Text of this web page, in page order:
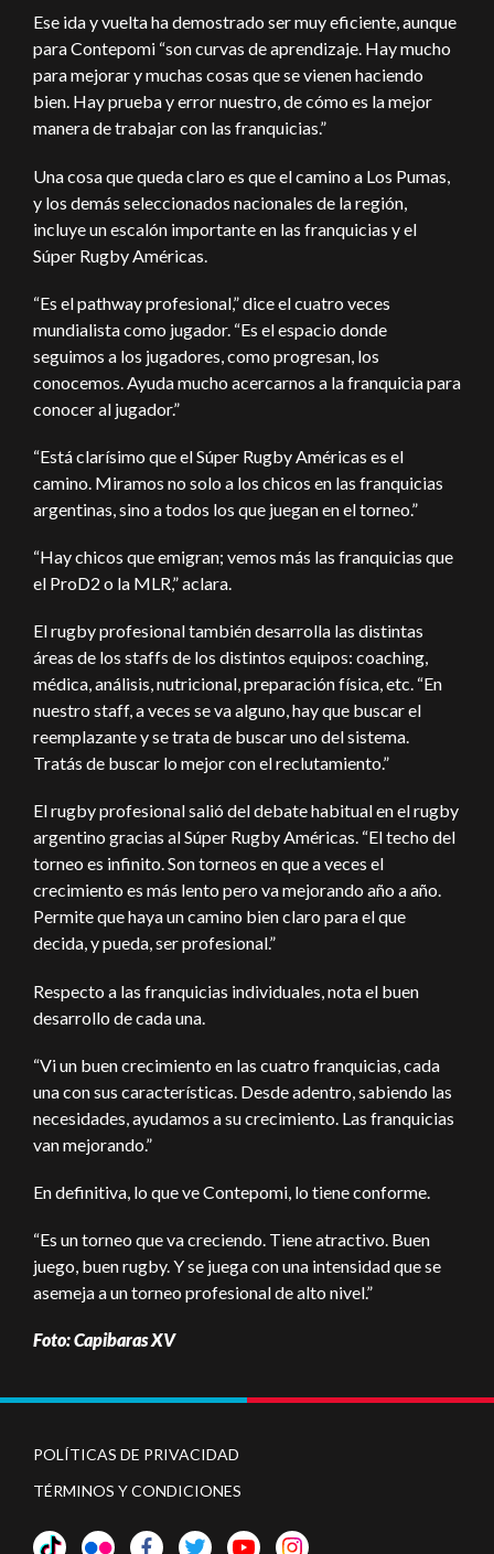
Ese ida y vuelta ha demostrado ser muy eficiente, aunque
para Contepomi “son curvas de aprendizaje. Hay mucho
para mejorar y muchas cosas que se vienen haciendo
bien. Hay prueba y error nuestro, de cómo es la mejor
manera de trabajar con las franquicias.”
Una cosa que queda claro es que el camino a Los Pumas,
y los demás seleccionados nacionales de la región,
incluye un escalón importante en las franquicias y el
Súper Rugby Américas.
“Es el pathway profesional,” dice el cuatro veces
mundialista como jugador. “Es el espacio donde
seguimos a los jugadores, como progresan, los
conocemos. Ayuda mucho acercarnos a la franquicia para
conocer al jugador.”
“Está clarísimo que el Súper Rugby Américas es el
camino. Miramos no solo a los chicos en las franquicias
argentinas, sino a todos los que juegan en el torneo.”
“Hay chicos que emigran; vemos más las franquicias que
el ProD2 o la MLR,” aclara.
El rugby profesional también desarrolla las distintas
áreas de los staffs de los distintos equipos: coaching,
médica, análisis, nutricional, preparación física, etc. “En
nuestro staff, a veces se va alguno, hay que buscar el
reemplazante y se trata de buscar uno del sistema.
Tratás de buscar lo mejor con el reclutamiento.”
El rugby profesional salió del debate habitual en el rugby
argentino gracias al Súper Rugby Américas. “El techo del
torneo es infinito. Son torneos en que a veces el
crecimiento es más lento pero va mejorando año a año.
Permite que haya un camino bien claro para el que
decida, y pueda, ser profesional.”
Respecto a las franquicias individuales, nota el buen
desarrollo de cada una.
“Vi un buen crecimiento en las cuatro franquicias, cada
una con sus características. Desde adentro, sabiendo las
necesidades, ayudamos a su crecimiento. Las franquicias
van mejorando.”
En definitiva, lo que ve Contepomi, lo tiene conforme.
“Es un torneo que va creciendo. Tiene atractivo. Buen
juego, buen rugby. Y se juega con una intensidad que se
asemeja a un torneo profesional de alto nivel.”
Foto: Capibaras XV
POLÍTICAS DE PRIVACIDAD
TÉRMINOS Y CONDICIONES